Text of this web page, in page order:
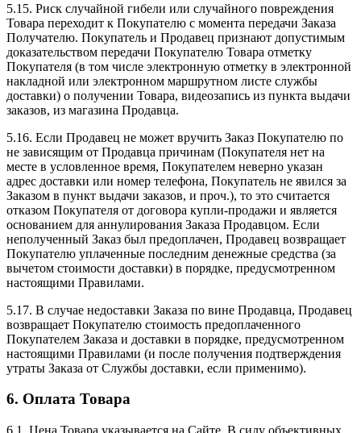
5.15. Риск случайной гибели или случайного повреждения
Товара переходит к Покупателю с момента передачи Заказа
Получателю. Покупатель и Продавец признают допустимым
доказательством передачи Покупателю Товара отметку
Покупателя (в том числе электронную отметку в электронной
накладной или электронном маршрутном листе службы
доставки) о получении Товара, видеозапись из пункта выдачи
заказов, из магазина Продавца.
5.16. Если Продавец не может вручить Заказ Покупателю по
не зависящим от Продавца причинам (Покупателя нет на
месте в условленное время, Покупателем неверно указан
адрес доставки или номер телефона, Покупатель не явился за
Заказом в пункт выдачи заказов, и проч.), то это считается
отказом Покупателя от договора купли-продажи и является
основанием для аннулирования Заказа Продавцом. Если
неполученный Заказ был предоплачен, Продавец возвращает
Покупателю уплаченные последним денежные средства (за
вычетом стоимости доставки) в порядке, предусмотренном
настоящими Правилами.
5.17. В случае недоставки Заказа по вине Продавца, Продавец
возвращает Покупателю стоимость предоплаченного
Покупателем Заказа и доставки в порядке, предусмотренном
настоящими Правилами (и после получения подтверждения
утраты Заказа от Службы доставки, если применимо).
6. Оплата Товара
6.1. Цена Товара указывается на Сайте. В силу объективных